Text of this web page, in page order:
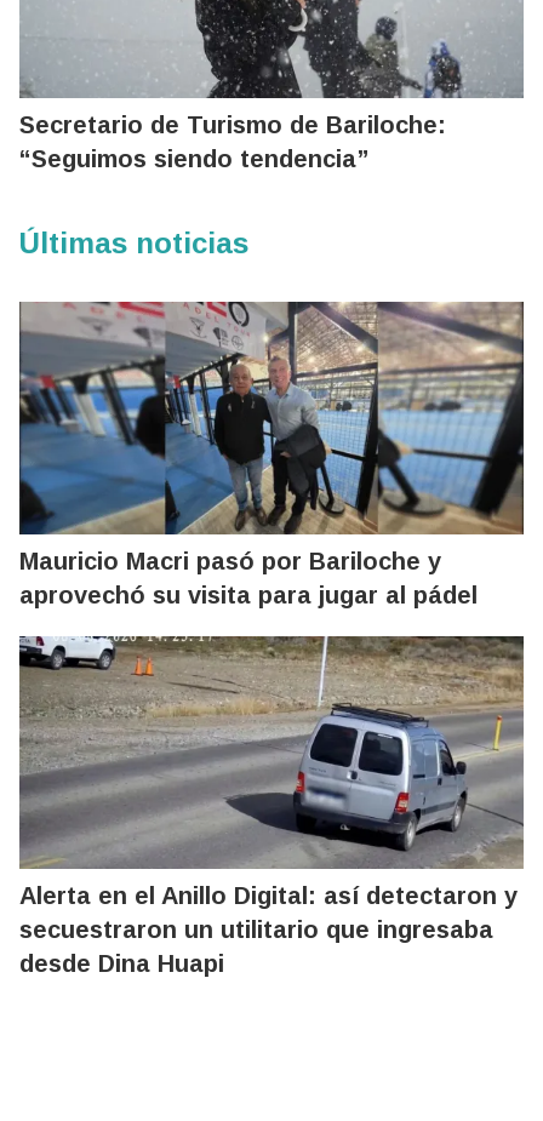
Secretario de Turismo de Bariloche:
“Seguimos siendo tendencia”
Últimas noticias
Mauricio Macri pasó por Bariloche y
aprovechó su visita para jugar al pádel
Alerta en el Anillo Digital: así detectaron y
secuestraron un utilitario que ingresaba
desde Dina Huapi